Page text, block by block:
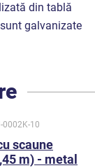
din tablă
galvanizate
0002K-10
scaune
m) - metal